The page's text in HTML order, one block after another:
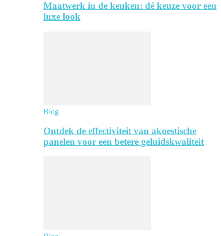
Maatwerk in de keuken: dé keuze voor een
luxe look
Blog
Ontdek de effectiviteit van akoestische
panelen voor een betere geluidskwaliteit